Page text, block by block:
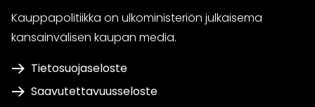
Kauppapolitiikka on ulkoministeriön julkaisema
kansainvälisen kaupan media.
Tietosuojaseloste
Saavutettavuusseloste